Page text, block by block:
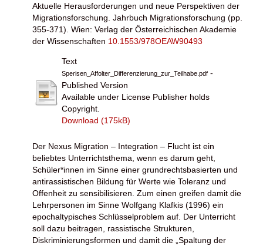
Aktuelle Herausforderungen und neue Perspektiven der
Migrationsforschung. Jahrbuch Migrationsforschung (pp.
355-371). Wien: Verlag der Österreichischen Akademie
der Wissenschaften 10.1553/978OEAW90493
Text
Sperisen_Affolter_Differenzierung_zur_Teilhabe.pdf -
Published Version
Available under License Publisher holds
Copyright.
Download (175kB)
Der Nexus Migration – Integration – Flucht ist ein
beliebtes Unterrichtsthema, wenn es darum geht,
Schüler*innen im Sinne einer grundrechtsbasierten und
antirassistischen Bildung für Werte wie Toleranz und
Offenheit zu sensibilisieren. Zum einen greifen damit die
Lehrpersonen im Sinne Wolfgang Klafkis (1996) ein
epochaltypisches Schlüsselproblem auf. Der Unterricht
soll dazu beitragen, rassistische Strukturen,
Diskriminierungsformen und damit die „Spaltung der